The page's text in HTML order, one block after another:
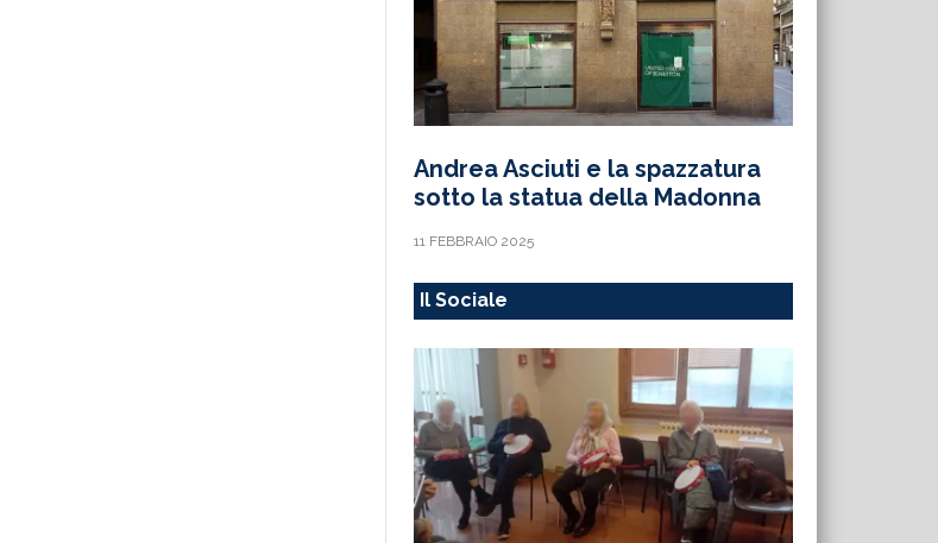
Andrea Asciuti e la spazzatura
sotto la statua della Madonna
11 FEBBRAIO 2025
Il Sociale